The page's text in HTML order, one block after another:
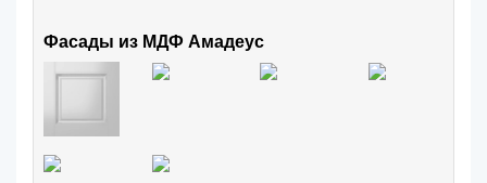
Фасады из МДФ Амадеус